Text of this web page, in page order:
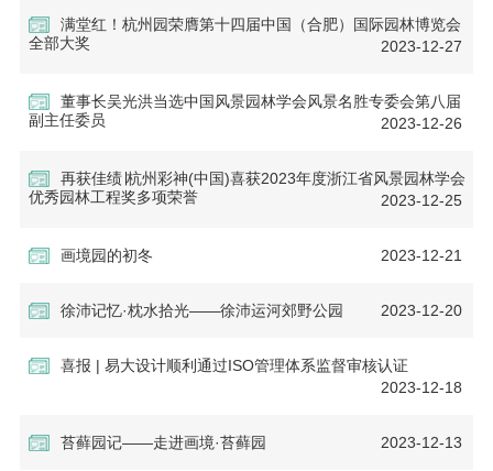
满堂红！杭州园荣膺第十四届中国（合肥）国际园林博览会
全部大奖 2023-12-27
董事长吴光洪当选中国风景园林学会风景名胜专委会第八届
副主任委员 2023-12-26
再获佳绩∣杭州彩神(中国)喜获2023年度浙江省风景园林学会
优秀园林工程奖多项荣誉 2023-12-25
画境园的初冬 2023-12-21
徐沛记忆·枕水拾光——徐沛运河郊野公园 2023-12-20
喜报 | 易大设计顺利通过ISO管理体系监督审核认证
2023-12-18
苔藓园记——走进画境·苔藓园 2023-12-13